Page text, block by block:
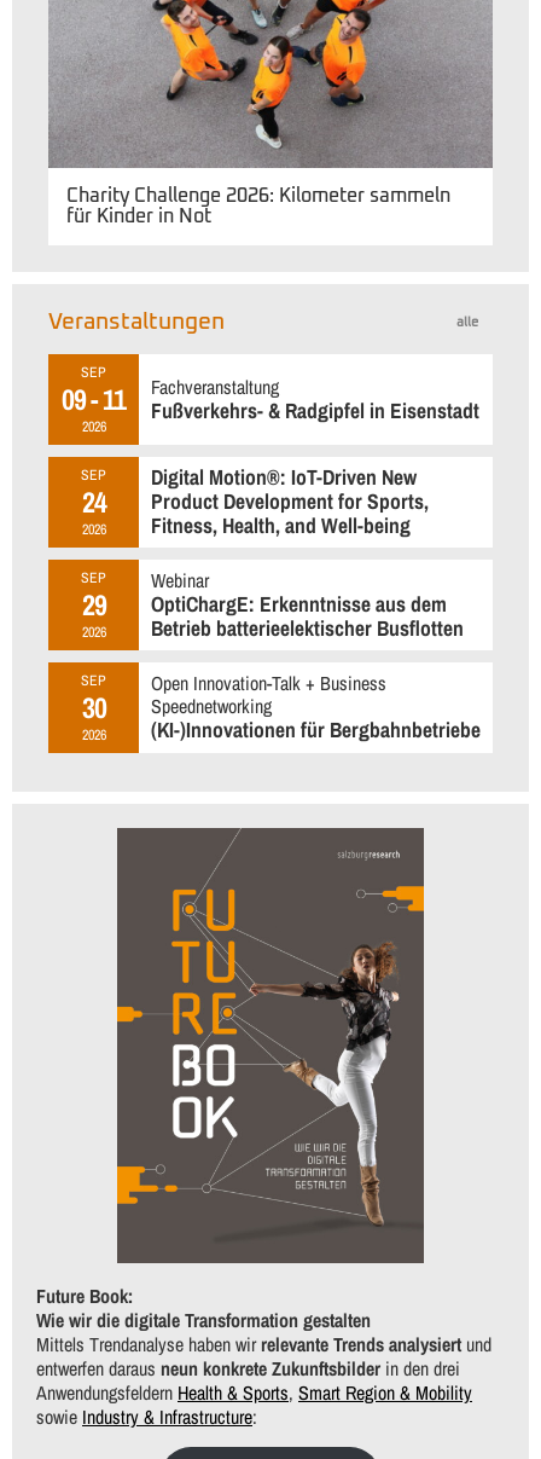
Charity Challenge 2026: Kilometer sammeln
für Kinder in Not
alle
Veranstaltungen
SEP
09 - 11
2026
Fachveranstaltung
Fußverkehrs- & Radgipfel in Eisenstadt
SEP
24
2026
Digital Motion®: IoT-Driven New
Product Development for Sports,
Fitness, Health, and Well-being
SEP
29
2026
Webinar
OptiChargE: Erkenntnisse aus dem
Betrieb batterieelektischer Busflotten
SEP
30
2026
Open Innovation-Talk + Business
Speednetworking
(KI-)Innovationen für Bergbahnbetriebe
Future Book:
Wie wir die digitale Transformation gestalten
Mittels Trendanalyse haben wirrelevante Trends analysiertund
entwerfen daraus neun konkrete Zukunftsbilder in den drei
Anwendungsfeldern Health & Sports, Smart Region & Mobility
sowie Industry & Infrastructure: